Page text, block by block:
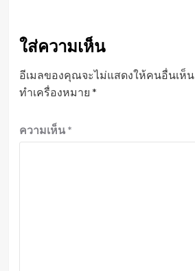
ใส่ความเห็น
อีเมลของคุณจะไม่แสดงให้คนอื่นเห็น
ทำเครื่องหมาย *
ความเห็น *